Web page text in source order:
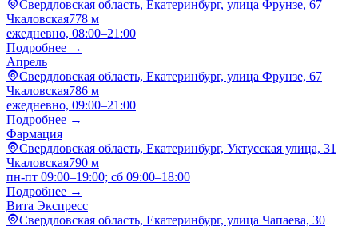
Свердловская область, Екатеринбург, улица Фрунзе, 67
Чкаловская778 м
ежедневно, 08:00–21:00
Подробнее →
Апрель
Свердловская область, Екатеринбург, улица Фрунзе, 67
Чкаловская786 м
ежедневно, 09:00–21:00
Подробнее →
Фармация
Свердловская область, Екатеринбург, Уктусская улица, 31
Чкаловская790 м
пн-пт 09:00–19:00; сб 09:00–18:00
Подробнее →
Вита Экспресс
Свердловская область, Екатеринбург, улица Чапаева, 30